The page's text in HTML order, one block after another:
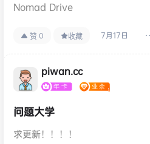
Nomad Drive
赞 0 收藏 7月17日
piwan.cc
问题大学
求更新！！！！